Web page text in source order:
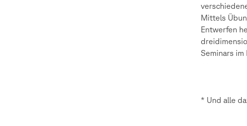
Mittels
Entwerfen
Seminars
* Und alle